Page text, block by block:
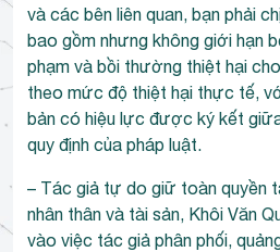
và các bên liên quan, bạn phải
bao gồm nhưng không giới hạn
phạm và bồi thường thiệt hại
theo mức độ thiệt hại thực tế,
bản có hiệu lực được ký kết
quy định của pháp luật.
– Tác giả tự do giữ toàn quyền
nhân thân và tài sản, Khôi Văn
vào việc tác giả phân phối,